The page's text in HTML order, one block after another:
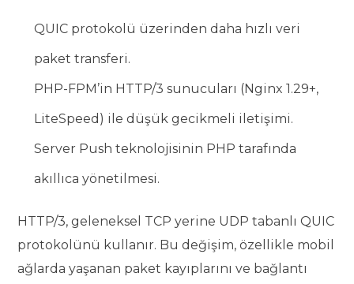
QUIC protokolü üzerinden daha hızlı veri
paket transferi.
PHP-FPM’in HTTP/3 sunucuları (Nginx 1.29+,
LiteSpeed) ile düşük gecikmeli iletişimi.
Server Push teknolojisinin PHP tarafında
akıllıca yönetilmesi.
HTTP/3, geleneksel TCP yerine UDP tabanlı QUIC
protokolünü kullanır. Bu değişim, özellikle mobil
ağlarda yaşanan paket kayıplarını ve bağlantı